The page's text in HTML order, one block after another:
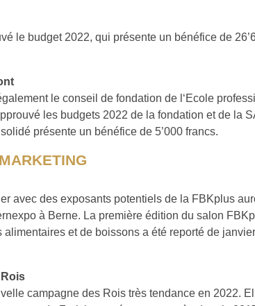
le budget 2022, qui présente un bénéfice de
le conseil de fondation de l‘Ecole
les budgets 2022 de la fondation et de la
présente un bénéfice de 5’000 francs.
avec des exposants potentiels de la FBKplus
à Berne. La première édition du salon
et de boissons a été reporté de
campagne des Rois très tendance en 2022.